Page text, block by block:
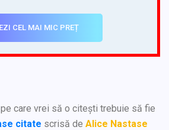
CEL MAI MIC PREȚ
care vrei să o citești trebuie să fie
citate scrisă de Alice Nastase